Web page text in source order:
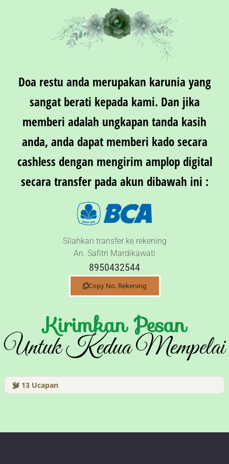
Doa restu anda merupakan karunia yang
sangat berati kepada kami. Dan jika
memberi adalah ungkapan tanda kasih
anda, anda dapat memberi kado secara
cashless dengan mengirim amplop digital
secara transfer pada akun dibawah ini :
Silahkan transfer ke rekening
An. Safitri Mardikawati
8950432544
Copy No. Rekening
Kirimkan Pesan
Untuk Kedua Mempelai
13 Ucapan